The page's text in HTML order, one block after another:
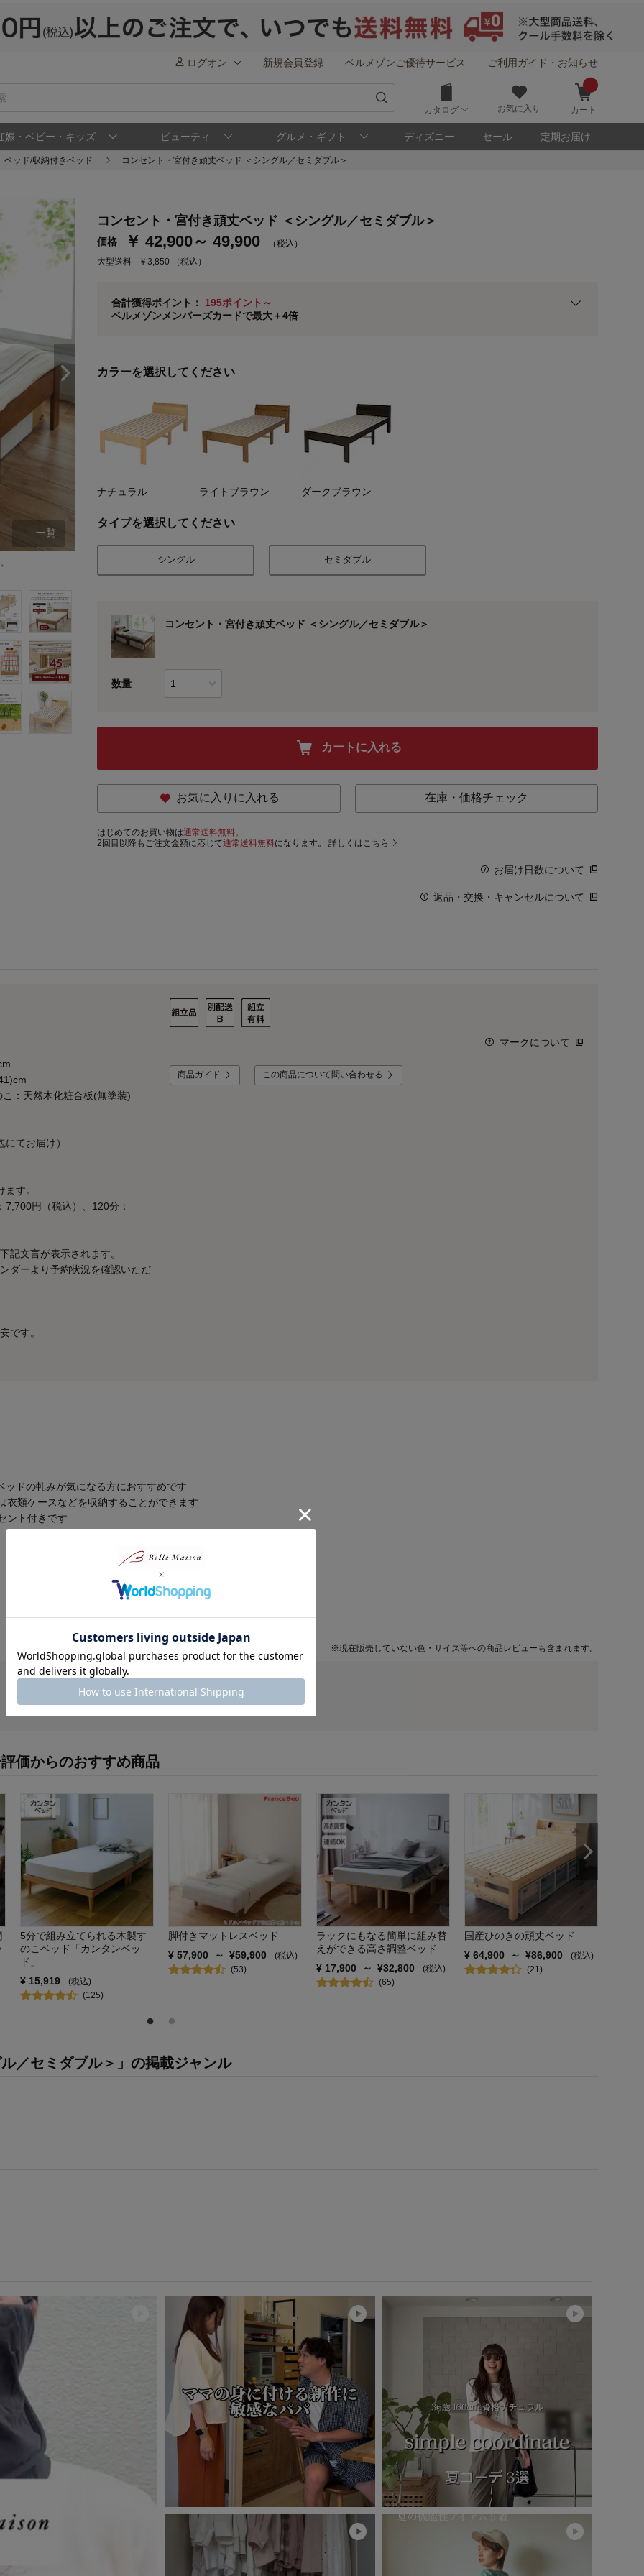
ログオン 新規会員登録 ベルメゾンご優待サービス ご利用ガイド・お知らせ
カタログ お気に入り カート
娠・ベビー・キッズ ビューティ グルメ・ギフト ディズニー セール 定期お届け
ベッド/収納付きベッド コンセント・宮付き頑丈ベッド ＜シングル／セミダブル＞
一覧
コンセント・宮付き頑丈ベッド ＜シングル／セミダブル＞
価格 ￥ 42,900～ 49,900
（税込）
大型送料
￥3,850 （税込）
合計獲得ポイント： 195ポイント～
ベルメゾンメンバーズカードで最大＋4倍
ベルメゾンご優待サービスについて
通常商品送料無料 返品引取無料（JCBのみ）
※メンバーズカードの加算ポイントはステージ倍率適用前の基本ポイントに対して適用されます。
カラーを選択してください
ナチュラル ライトブラウン ダークブラウン
タイプを選択してください
シングル セミダブル
コンセント・宮付き頑丈ベッド ＜シングル／セミダブル＞
数量
カートに入れる
お気に入りに入れる 在庫・価格チェック
はじめてのお買い物は通常送料無料。
2回目以降もご注文金額に応じて通常送料無料になります。詳しくはこちら
お届け日数について
返品・交換・キャンセルについて
：天然木化粧合板(無塗装)
てお届け）
す。
円（税込）、120分：
記文言が表示されます。
ダーより予約状況を確認いただ
です。
マークについて
商品ガイド この商品について問い合わせる
ドの軋みが気になる方におすすめです
衣類ケースなどを収納することができます
ント付きです
※現在販売していない色・サイズ等への商品レビューも含まれます。
対象商品の商品レビューはまだありません。
価からのおすすめ商品
5分で組み立てられる木製す
のこベッド「カンタンベッ
ド」
¥ 15,919
(税込)
(125)
脚付きマットレスベッド
¥ 57,900 ～ ¥59,900
(税込)
(53)
ラックにもなる簡単に組み替
えができる高さ調整ベッド
¥ 17,900 ～ ¥32,800
(税込)
(65)
国産ひのきの頑丈ベッド
¥ 64,900 ～ ¥86,900
(税込)
(21)
／セミダブル＞」の掲載ジャンル